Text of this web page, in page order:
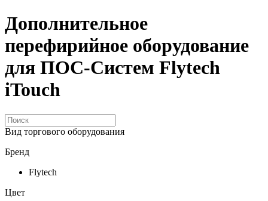
Дополнительное
перефирийное оборудование
для ПОС-Систем Flytech
iTouch
Вид торгового оборудования
Бренд
Flytech
Цвет